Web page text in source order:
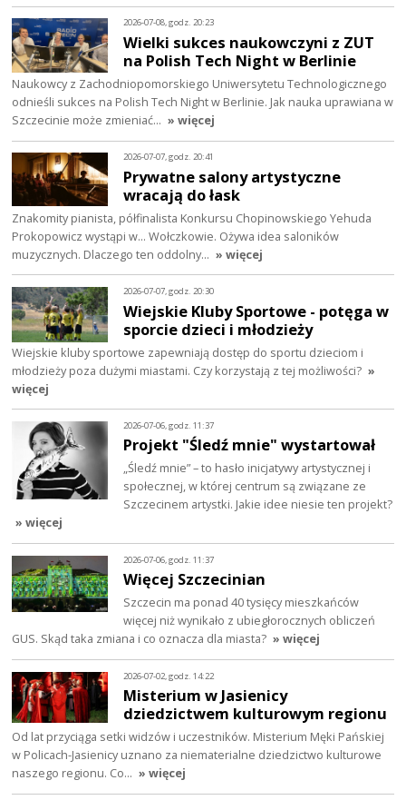
2026-07-08, godz. 20:23
Wielki sukces naukowczyni z ZUT
na Polish Tech Night w Berlinie
Naukowcy z Zachodniopomorskiego Uniwersytetu Technologicznego
odnieśli sukces na Polish Tech Night w Berlinie. Jak nauka uprawiana w
Szczecinie może zmieniać… » więcej
2026-07-07, godz. 20:41
Prywatne salony artystyczne
wracają do łask
Znakomity pianista, półfinalista Konkursu Chopinowskiego Yehuda
Prokopowicz wystąpi w… Wołczkowie. Ożywa idea saloników
muzycznych. Dlaczego ten oddolny… » więcej
2026-07-07, godz. 20:30
Wiejskie Kluby Sportowe - potęga w
sporcie dzieci i młodzieży
Wiejskie kluby sportowe zapewniają dostęp do sportu dzieciom i
młodzieży poza dużymi miastami. Czy korzystają z tej możliwości? »
więcej
2026-07-06, godz. 11:37
Projekt "Śledź mnie" wystartował
„Śledź mnie” – to hasło inicjatywy artystycznej i
społecznej, w której centrum są związane ze
Szczecinem artystki. Jakie idee niesie ten projekt?
» więcej
2026-07-06, godz. 11:37
Więcej Szczecinian
Szczecin ma ponad 40 tysięcy mieszkańców
więcej niż wynikało z ubiegłorocznych obliczeń
GUS. Skąd taka zmiana i co oznacza dla miasta? » więcej
2026-07-02, godz. 14:22
Misterium w Jasienicy
dziedzictwem kulturowym regionu
Od lat przyciąga setki widzów i uczestników. Misterium Męki Pańskiej
w Policach-Jasienicy uznano za niematerialne dziedzictwo kulturowe
naszego regionu. Co… » więcej